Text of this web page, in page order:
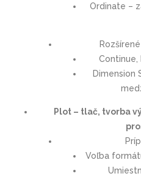
Ordinate –
Continue,
Dimension
Plot – tlač, tvorba
Voľba